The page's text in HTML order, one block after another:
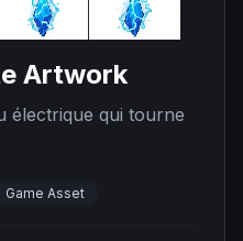
Artwork
électrique qui tourne
Game Asset